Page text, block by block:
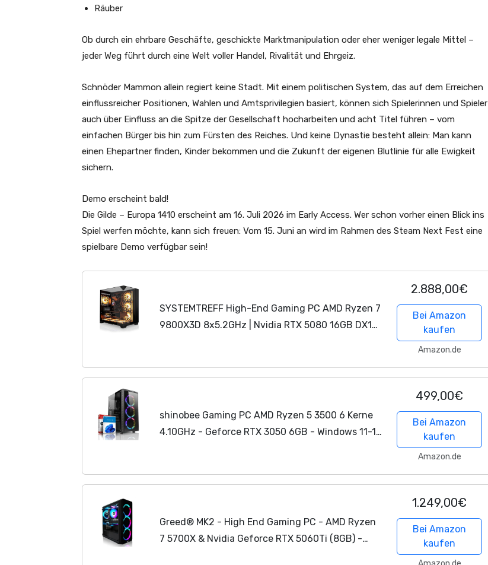
Räuber
Ob durch ein ehrbare Geschäfte, geschickte Marktmanipulation oder eher weniger legale Mittel –
jeder Weg führt durch eine Welt voller Handel, Rivalität und Ehrgeiz.
Schnöder Mammon allein regiert keine Stadt. Mit einem politischen System, das auf dem Erreichen
einflussreicher Positionen, Wahlen und Amtsprivilegien basiert, können sich Spielerinnen und Spieler
auch über Einfluss an die Spitze der Gesellschaft hocharbeiten und acht Titel führen – vom
einfachen Bürger bis hin zum Fürsten des Reiches. Und keine Dynastie besteht allein: Man kann
einen Ehepartner finden, Kinder bekommen und die Zukunft der eigenen Blutlinie für alle Ewigkeit
sichern.
Demo erscheint bald!
Die Gilde – Europa 1410 erscheint am 16. Juli 2026 im Early Access. Wer schon vorher einen Blick ins
Spiel werfen möchte, kann sich freuen: Vom 15. Juni an wird im Rahmen des Steam Next Fest eine
spielbare Demo verfügbar sein!
SYSTEMTREFF High-End Gaming PC AMD Ryzen 7
9800X3D 8x5.2GHz | Nvidia RTX 5080 16GB DX12 |
2.888,00€
Bei Amazon
kaufen
Amazon.de
shinobee Gaming PC AMD Ryzen 5 3500 6 Kerne
4.10GHz - Geforce RTX 3050 6GB - Windows 11-16
499,00€
Bei Amazon
kaufen
Amazon.de
Greed® MK2 - High End Gaming PC - AMD Ryzen
7 5700X & Nvidia Geforce RTX 5060Ti (8GB) -
1.249,00€
Bei Amazon
kaufen